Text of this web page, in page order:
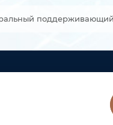
поддерживающий
кабельных